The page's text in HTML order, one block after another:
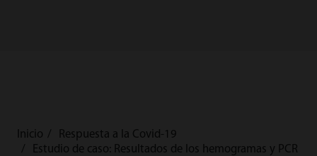
Inicio
Respuesta a la Covid-19
Estudio de caso: Resultados de los hemogramas y PCR